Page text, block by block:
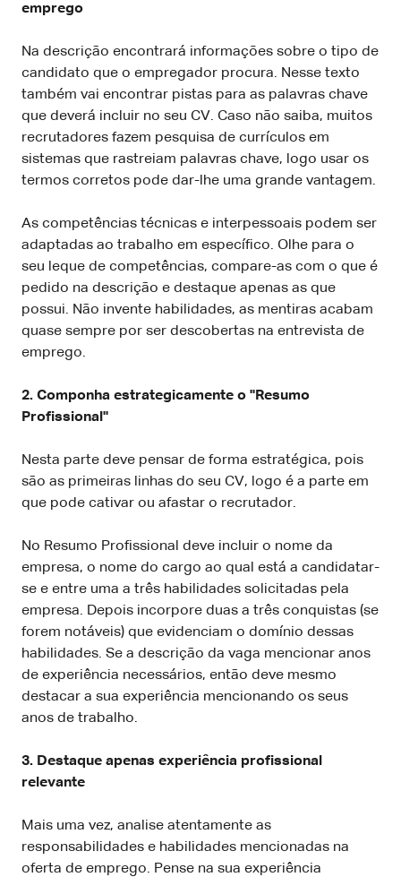
emprego
Na descrição encontrará informações sobre o tipo de
candidato que o empregador procura. Nesse texto
também vai encontrar pistas para as palavras chave
que deverá incluir no seu CV. Caso não saiba, muitos
recrutadores fazem pesquisa de currículos em
sistemas que rastreiam palavras chave, logo usar os
termos corretos pode dar-lhe uma grande vantagem.
As competências técnicas e interpessoais podem ser
adaptadas ao trabalho em específico. Olhe para o
seu leque de competências, compare-as com o que é
pedido na descrição e destaque apenas as que
possui. Não invente habilidades, as mentiras acabam
quase sempre por ser descobertas na entrevista de
emprego.
2. Componha estrategicamente o "Resumo
Profissional"
Nesta parte deve pensar de forma estratégica, pois
são as primeiras linhas do seu CV, logo é a parte em
que pode cativar ou afastar o recrutador.
No Resumo Profissional deve incluir o nome da
empresa, o nome do cargo ao qual está a candidatar-
se e entre uma a três habilidades solicitadas pela
empresa. Depois incorpore duas a três conquistas (se
forem notáveis) que evidenciam o domínio dessas
habilidades. Se a descrição da vaga mencionar anos
de experiência necessários, então deve mesmo
destacar a sua experiência mencionando os seus
anos de trabalho.
3. Destaque apenas experiência profissional
relevante
Mais uma vez, analise atentamente as
responsabilidades e habilidades mencionadas na
oferta de emprego. Pense na sua experiência